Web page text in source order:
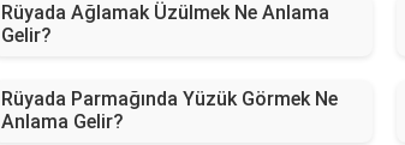
Rüyada Ağlamak Üzülmek Ne Anlama
Gelir?
Rüyada Parmağında Yüzük Görmek Ne
Anlama Gelir?